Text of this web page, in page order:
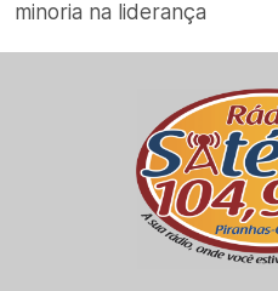
minoria na liderança